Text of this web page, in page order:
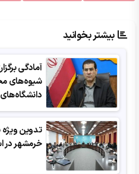
بیشتر بخوانید
آمادگی
شیوه‌های
تدوین ویژه
خرمشهر در